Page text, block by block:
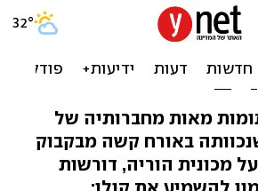
איילה שפירא
"גנה את
מאות מחברותיה של
בת ה-11 שנכוותה באורח קשה מבקבוק
מכונית הוריה, דורשות
להשמיע את קולו: